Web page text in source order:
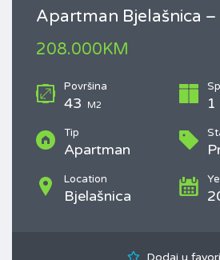
Apartman Bjelašnica
208.000KM
Površina
43 M2 1
Tip
Apartman
Location
Bjelašnica
Dodaj u